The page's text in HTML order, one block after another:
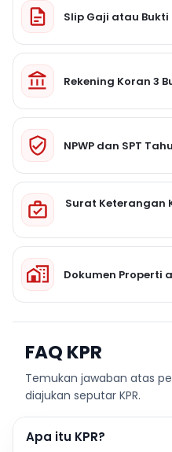
Slip Gaji atau
Rekening Koran 3
NPWP dan SPT
Surat Keterangan
Dokumen Properti
FAQ KPR
Temukan jawaban atas
diajukan seputar KPR.
Apa itu KPR?